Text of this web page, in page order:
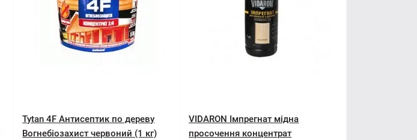
Tytan 4F Антисептик по дереву
Вогнебіозахист червоний (1 кг)
VIDARON Імпрегнат мідна
просочення концентрат